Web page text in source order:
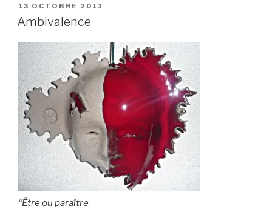
PUBLIÉ
LE
13 OCTOBRE 2011
Ambivalence
“Être ou paraître